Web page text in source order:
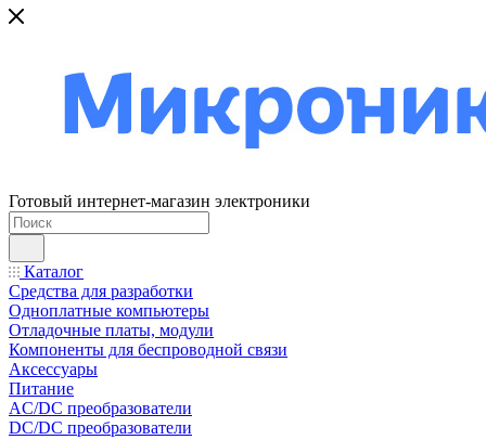
Готовый интернет-магазин электроники
Каталог
Средства для разработки
Одноплатные компьютеры
Отладочные платы, модули
Компоненты для беспроводной связи
Аксессуары
Питание
AC/DC преобразователи
DC/DC преобразователи